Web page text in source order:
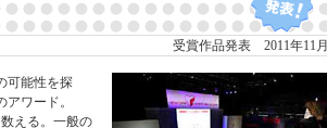
受賞作品発表 2011年11月
可能性を探
ワード。
える。一般の